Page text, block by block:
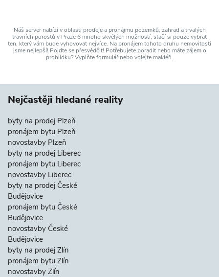
Náš server nabízí v oblasti prodeje a pronájmu pozemků, zahrad a trvalých
travních porostů v Praze 6 mnoho skvělých možností, stačí si pouze vybrat
ten, který vám bude vyhovovat nejvíce. Na pronájem tohoto druhu nemovitostí
jsme nejlepší! Pojďte se přesvědčit! Potřebujete poradit nebo máte zájem o
prohlídku? Vyplňte formulář nebo volejte makléři.
Nejčastěji hledané reality
byty na prodej Plzeň
pronájem bytu Plzeň
novostavby Plzeň
byty na prodej Liberec
pronájem bytu Liberec
novostavby Liberec
byty na prodej České
Budějovice
pronájem bytu České
Budějovice
novostavby České
Budějovice
byty na prodej Zlín
pronájem bytu Zlín
novostavby Zlín